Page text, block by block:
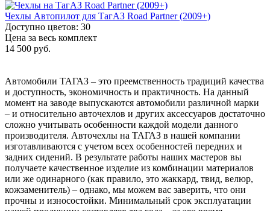
Чехлы Автопилот для ТагАЗ Road Partner (2009+)
Доступно цветов: 30
Цена за весь комплект
14 500 руб.
Автомобили ТАГАЗ – это преемственность традиций качества
и доступность, экономичность и практичность. На данный
момент на заводе выпускаются автомобили различной марки
– и относительно авточехлов и других аксессуаров достаточно
сложно учитывать особенности каждой модели данного
производителя. Авточехлы на ТАГАЗ в нашей компании
изготавливаются с учетом всех особенностей передних и
задних сидений. В результате работы наших мастеров вы
получаете качественное изделие из комбинации материалов
или же одинарного (как правило, это жаккард, твид, велюр,
кожзаменитель) – однако, мы можем вас заверить, что они
прочны и износостойки. Минимальный срок эксплуатации